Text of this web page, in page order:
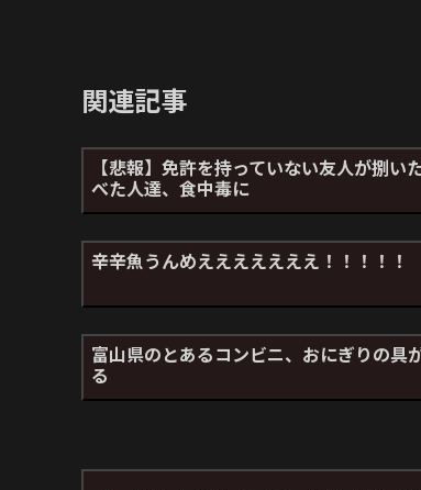
関連記事
【悲報】免許を持っていない友人が捌い
べた人達、食中毒に
辛辛魚うんめえええええええ！！！！！
富山県のとあるコンビニ、おにぎりの具
る